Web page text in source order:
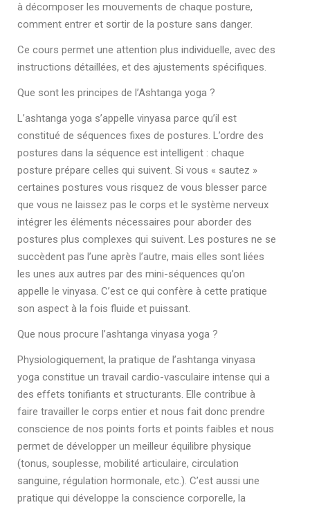
à décomposer les mouvements de chaque posture,
comment entrer et sortir de la posture sans danger.
Ce cours permet une attention plus individuelle, avec des
instructions détaillées, et des ajustements spécifiques.
Que sont les principes de l’Ashtanga yoga ?
L’ashtanga yoga s’appelle vinyasa parce qu’il est
constitué de séquences fixes de postures. L’ordre des
postures dans la séquence est intelligent : chaque
posture prépare celles qui suivent. Si vous « sautez »
certaines postures vous risquez de vous blesser parce
que vous ne laissez pas le corps et le système nerveux
intégrer les éléments nécessaires pour aborder des
postures plus complexes qui suivent. Les postures ne se
succèdent pas l’une après l’autre, mais elles sont liées
les unes aux autres par des mini-séquences qu’on
appelle le vinyasa. C’est ce qui confère à cette pratique
son aspect à la fois fluide et puissant.
Que nous procure l’ashtanga vinyasa yoga ?
Physiologiquement, la pratique de l’ashtanga vinyasa
yoga constitue un travail cardio-vasculaire intense qui a
des effets tonifiants et structurants. Elle contribue à
faire travailler le corps entier et nous fait donc prendre
conscience de nos points forts et points faibles et nous
permet de développer un meilleur équilibre physique
(tonus, souplesse, mobilité articulaire, circulation
sanguine, régulation hormonale, etc.). C’est aussi une
pratique qui développe la conscience corporelle, la